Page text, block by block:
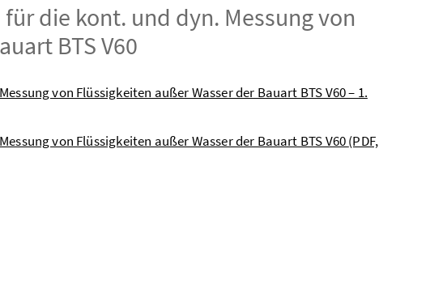
die kont. und dyn. Messung von
BTS V60
von Flüssigkeiten außer Wasser der Bauart BTS V60 – 1.
von Flüssigkeiten außer Wasser der Bauart BTS V60(PDF,